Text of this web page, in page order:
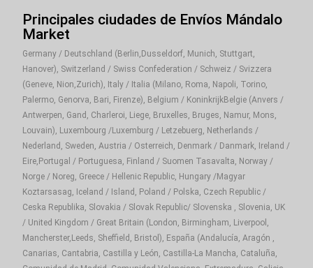
Principales ciudades de Envíos Mándalo
Market
Germany / Deutschland (Berlin,Dusseldorf, Munich, Stuttgart,
Hanover), Switzerland / Swiss Confederation / Schweiz / Svizzera
(Geneve, Nion,Zurich), Italy / Italia (Milano, Roma, Napoli, Torino,
Palermo, Genorva, Bari, Firenze), Belgium / KoninkrijkBelgie (Anvers /
Antwerpen, Gand, Charleroi, Liege, Bruxelles, Bruges, Namur, Mons,
Louvain), Luxembourg /Luxemburg / Letzebuerg, Netherlands /
Nederland, Sweden, Austria / Osterreich, Denmark / Danmark, Ireland /
Eire,Portugal / Portuguesa, Finland / Suomen Tasavalta, Norway /
Norge / Noreg, Greece / Hellenic Republic, Hungary /Magyar
Koztarsasag, Iceland / Island, Poland / Polska, Czech Republic /
Ceska Republika, Slovakia / Slovak Republic/ Slovenska , Slovenia, UK
/ United Kingdom / Great Britain (London, Birmingham, Liverpool,
Mancherster,Leeds, Sheffield, Bristol), España (Andalucía, Aragón ,
Canarias, Cantabria, Castilla y León, Castilla-La Mancha, Cataluña,